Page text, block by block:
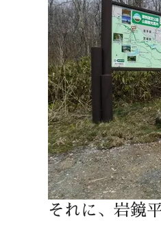
それに、岩鏡